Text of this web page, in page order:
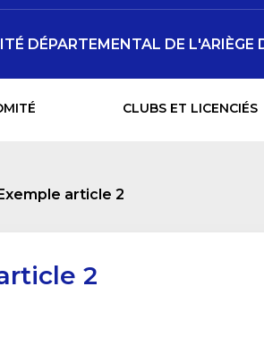
CLUBS ET LICENCIÉS
DÉPARTEMENTAL DE L'ARIÈGE
article 2
2